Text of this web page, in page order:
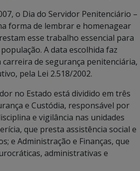
o Dia do Servidor Penitenciário –
forma de lembrar e homenagear
esse trabalho essencial para
A data escolhida faz
carreira de segurança penitenciária,
pela Lei 2.518/2002.
no Estado está dividido em três
e Custódia, responsável por
e vigilância nas unidades
que presta assistência social e
e Administração e Finanças, que
administrativas e